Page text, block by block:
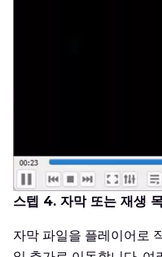
스텝 4. 자막 또는 재생
자막 파일을 플레이어로